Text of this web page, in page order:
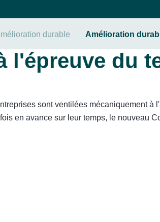
durable Amélioration
l'épreuve du
sont ventilées mécaniquement
en avance sur leur temps, le nouveau